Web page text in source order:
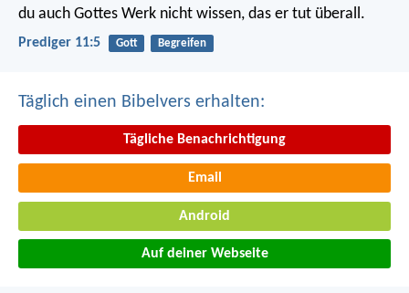
du auch Gottes Werk nicht wissen, das er tut überall.
Prediger 11:5 Gott Begreifen
Täglich einen Bibelvers erhalten:
Tägliche Benachrichtigung
Email
Android
Auf deiner Webseite